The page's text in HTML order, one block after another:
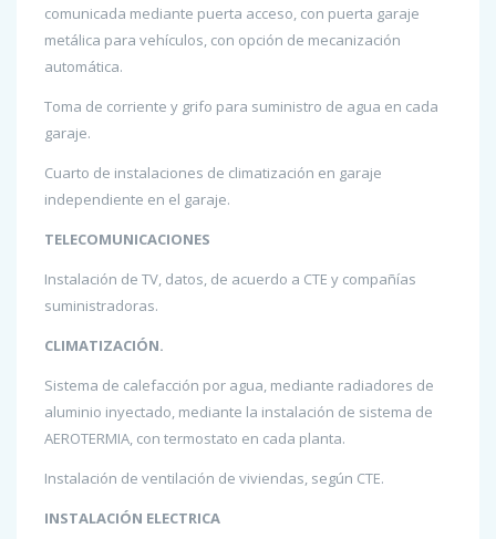
comunicada mediante puerta acceso, con puerta garaje
metálica para vehículos, con opción de mecanización
automática.
Toma de corriente y grifo para suministro de agua en cada
garaje.
Cuarto de instalaciones de climatización en garaje
independiente en el garaje.
TELECOMUNICACIONES
Instalación de TV, datos, de acuerdo a CTE y compañías
suministradoras.
CLIMATIZACIÓN.
Sistema de calefacción por agua, mediante radiadores de
aluminio inyectado, mediante la instalación de sistema de
AEROTERMIA, con termostato en cada planta.
Instalación de ventilación de viviendas, según CTE.
INSTALACIÓN ELECTRICA